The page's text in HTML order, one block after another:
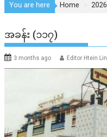
You are here Home 2026
အခန်း (၁၁၇)
3 months ago Editor Htein Lin